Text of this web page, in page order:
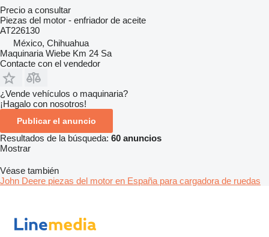
Precio a consultar
Piezas del motor - enfriador de aceite
AT226130
México, Chihuahua
Maquinaria Wiebe Km 24 Sa
Contacte con el vendedor
¿Vende vehículos o maquinaria?
¡Hagalo con nosotros!
Publicar el anuncio
Resultados de la búsqueda: 60 anuncios
Mostrar
Véase también
John Deere piezas del motor en España para cargadora de ruedas